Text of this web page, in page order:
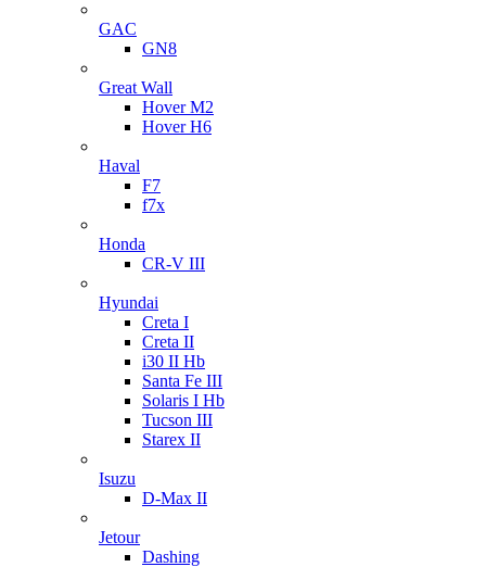
GAC
GN8
Great Wall
Hover M2
Hover H6
Haval
F7
f7x
Honda
CR-V III
Hyundai
Creta I
Creta II
i30 II Hb
Santa Fe III
Solaris I Hb
Tucson III
Starex II
Isuzu
D-Max II
Jetour
Dashing